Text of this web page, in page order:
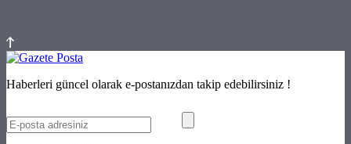
Haberleri güncel olarak e-postanızdan takip edebilirsiniz !